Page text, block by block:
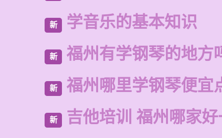
新 学音乐的基本知识
新 福州有学钢琴的地方
新 福州哪里学钢琴便宜
新 吉他培训 福州哪家